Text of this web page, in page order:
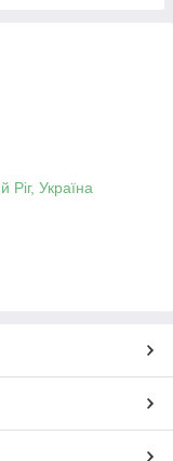
Україна